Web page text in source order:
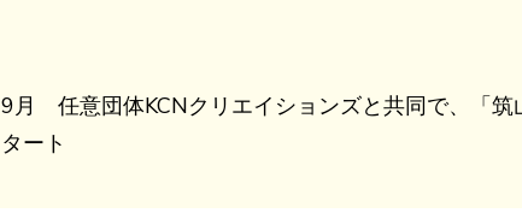
9月 任意団体KCNクリエイションズと共同で、「筑
タート